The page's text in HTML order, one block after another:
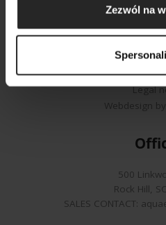
Zezwól na
© Copyright
Privacy
Legal
Webdesign
500
Rock Hill,
SALES CONTACT: